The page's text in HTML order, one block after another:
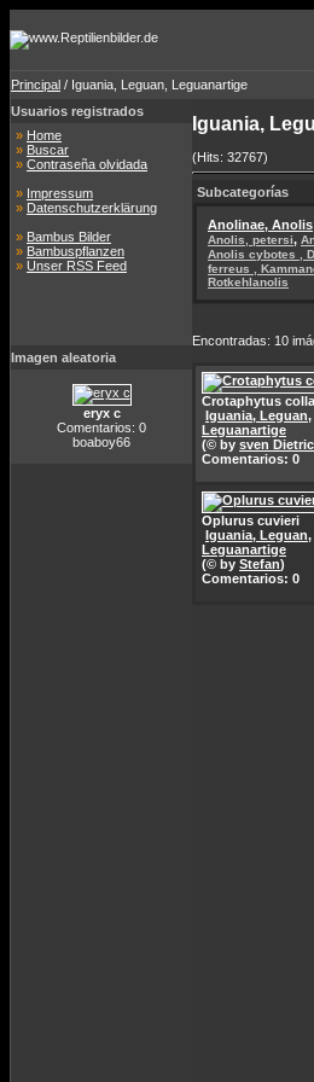
Principal / Iguania, Leguan, Leguanartige
Usuarios registrados
» Home
» Buscar
» Contraseña olvidada
» Impressum
» Datenschutzerklärung
» Bambus Bilder
» Bambuspflanzen
» Unser RSS Feed
Imagen aleatoria
eryx c
Comentarios: 0
boaboy66
Iguania,
(Hits: 32767)
Subcategorías
Anolinae, Anolis
Anolis, petersi,
Anolis cybotes ,
ferreus ,
Rotkehlanolis
Encontradas: 10
Crotaphytus
Iguania, Leguan,
Leguanartige
(© by sven
Comentarios: 0
Oplurus cuvieri
Iguania, Leguan,
Leguanartige
(© by Stefan)
Comentarios: 0